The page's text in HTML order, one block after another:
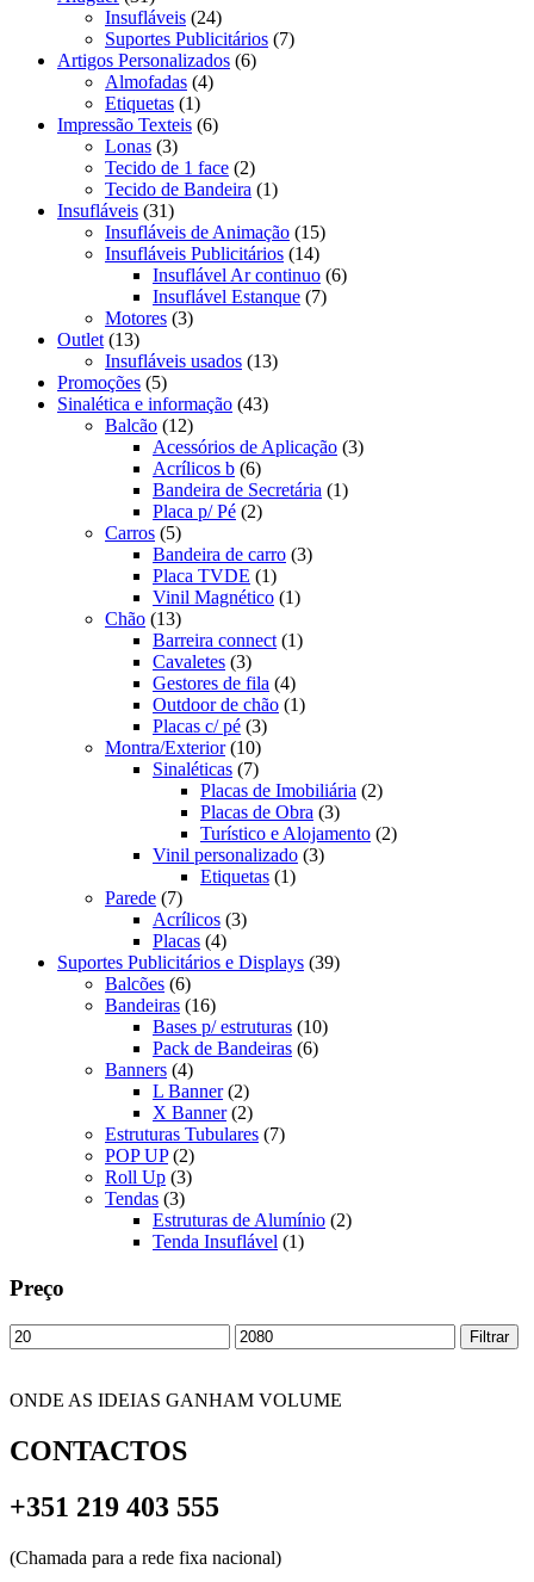
Insufláveis (24)
Suportes Publicitários (7)
Artigos Personalizados (6)
Almofadas (4)
Etiquetas (1)
Impressão Texteis (6)
Lonas (3)
Tecido de 1 face (2)
Tecido de Bandeira (1)
Insufláveis (31)
Insufláveis de Animação (15)
Insufláveis Publicitários (14)
Insuflável Ar continuo (6)
Insuflável Estanque (7)
Motores (3)
Outlet (13)
Insufláveis usados (13)
Promoções (5)
Sinalética e informação (43)
Balcão (12)
Acessórios de Aplicação (3)
Acrílicos b (6)
Bandeira de Secretária (1)
Placa p/ Pé (2)
Carros (5)
Bandeira de carro (3)
Placa TVDE (1)
Vinil Magnético (1)
Chão (13)
Barreira connect (1)
Cavaletes (3)
Gestores de fila (4)
Outdoor de chão (1)
Placas c/ pé (3)
Montra/Exterior (10)
Sinaléticas (7)
Placas de Imobiliária (2)
Placas de Obra (3)
Turístico e Alojamento (2)
Vinil personalizado (3)
Etiquetas (1)
Parede (7)
Acrílicos (3)
Placas (4)
Suportes Publicitários e Displays (39)
Balcões (6)
Bandeiras (16)
Bases p/ estruturas (10)
Pack de Bandeiras (6)
Banners (4)
L Banner (2)
X Banner (2)
Estruturas Tubulares (7)
POP UP (2)
Roll Up (3)
Tendas (3)
Estruturas de Alumínio (2)
Tenda Insuflável (1)
Preço
Preço
mínimo
Preço
máximo
Filtrar
ONDE AS IDEIAS GANHAM VOLUME
CONTACTOS
+351 219 403 555
(Chamada para a rede fixa nacional)